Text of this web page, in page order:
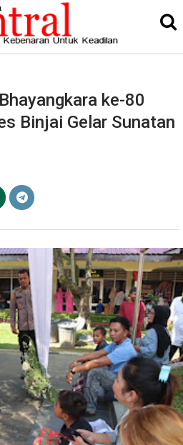
ke-80
Binjai Gelar Sunatan